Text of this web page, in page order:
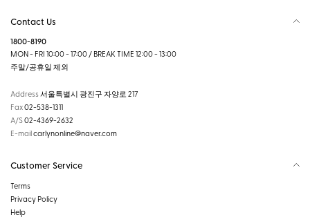
Contact Us
1800-8190
MON - FRI 10:00 - 17:00 / BREAK TIME 12:00 - 13:00
주말/공휴일 제외
Address서울특별시 광진구 자양로 217
Fax02-538-1311
A/S02-4369-2632
E-mailcarlynonline@naver.com
Customer Service
Terms
Privacy Policy
Help